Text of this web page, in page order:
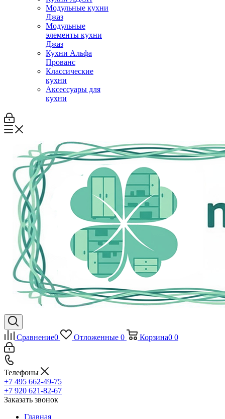
Модульные кухни
Джаз
Модульные
элементы кухни
Джаз
Кухни Альфа
Прованс
Классические
кухни
Аксессуары для
кухни
Сравнение0 Отложенные 0 Корзина0 0
Телефоны
+7 495 662-49-75
+7 920 621-82-67
Заказать звонок
Главная